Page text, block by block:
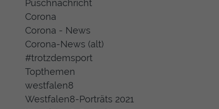
Puschnachricht
Corona
Corona - News
Corona-News (alt)
#trotzdemsport
Topthemen
westfalen8
Westfalen8-Porträts 2021